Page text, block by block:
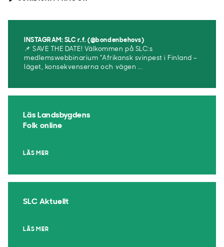
INSTAGRAM: SLC r.f. (@bondenbehovs)
📌 SAVE THE DATE! Välkommen på SLC:s
medlemswebbinarium ”Afrikansk svinpest i Finland –
läget, konsekvenserna och vägen ...
Läs Landsbygdens
Folk online
LÄS MER
SLC Aktuellt
LÄS MER